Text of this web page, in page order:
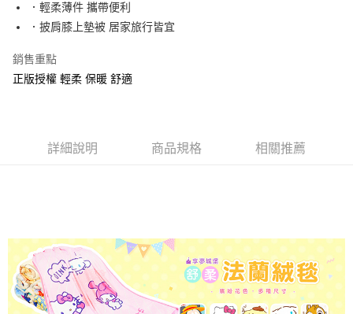
悠遊付
Google Pay
ATM付款
全家★依產品說明
宅配
每筆NT$80，滿NT$699(含以上)免運費
．輕柔薄件 攜帶便利
．披肩膝上墊被 居家旅行皆宜
銷售重點
正版授權 輕柔 保暖 舒適
詳細說明 商品規格 相關推薦